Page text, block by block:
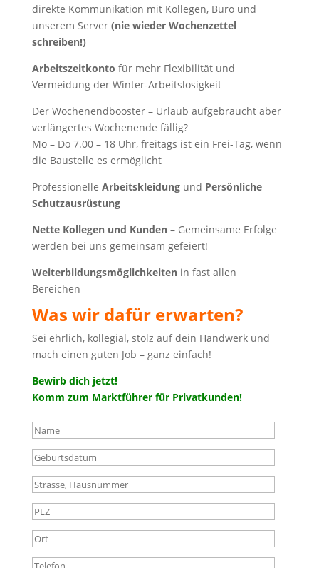
direkte Kommunikation mit Kollegen, Büro und
unserem Server (nie wieder Wochenzettel
schreiben!)
Arbeitszeitkonto für mehr Flexibilität und
Vermeidung der Winter-Arbeitslosigkeit
Der Wochenendbooster – Urlaub aufgebraucht aber
verlängertes Wochenende fällig?
Mo – Do 7.00 – 18 Uhr, freitags ist ein Frei-Tag, wenn
die Baustelle es ermöglicht
Professionelle Arbeitskleidungund Persönliche
Schutzausrüstung
Nette Kollegen und Kunden– Gemeinsame Erfolge
werden bei uns gemeinsam gefeiert!
Weiterbildungsmöglichkeitenin fast allen
Bereichen
Was wir dafür erwarten?
Sei ehrlich, kollegial, stolz auf dein Handwerk und
mach einen guten Job – ganz einfach!
Bewirb dich jetzt!
Komm zum Marktführer für Privatkunden!